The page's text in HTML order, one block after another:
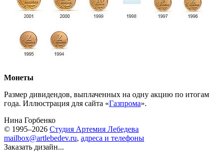
Монеты
Размер дивидендов, выплаченных на одну акцию по итогам
года. Иллюстрация для сайта «Газпрома».
Нина Горбенко
© 1995–2026 Студия Артемия Лебедева
mailbox@artlebedev.ru, адреса и телефоны
Заказать дизайн...